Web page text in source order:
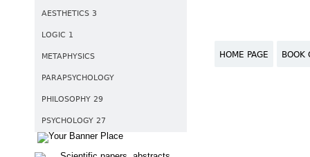
AESTHETICS 3
LOGIC 1
METAPHYSICS
PARAPSYCHOLOGY
PHILOSOPHY 29
PSYCHOLOGY 27
HOME PAGE BOOK